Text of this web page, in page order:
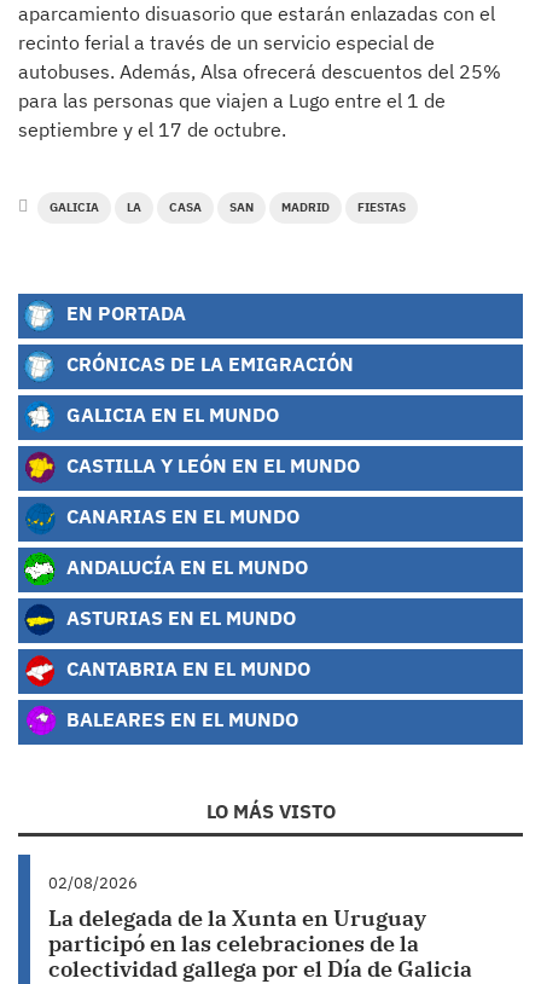
aparcamiento disuasorio que estarán enlazadas con el
recinto ferial a través de un servicio especial de
autobuses. Además, Alsa ofrecerá descuentos del 25%
para las personas que viajen a Lugo entre el 1 de
septiembre y el 17 de octubre.
GALICIA LA CASA SAN MADRID FIESTAS
EN PORTADA
CRÓNICAS DE LA EMIGRACIÓN
GALICIA EN EL MUNDO
CASTILLA Y LEÓN EN EL MUNDO
CANARIAS EN EL MUNDO
ANDALUCÍA EN EL MUNDO
ASTURIAS EN EL MUNDO
CANTABRIA EN EL MUNDO
BALEARES EN EL MUNDO
LO MÁS VISTO
02/08/2026
La delegada de la Xunta en Uruguay
participó en las celebraciones de la
colectividad gallega por el Día de Galicia